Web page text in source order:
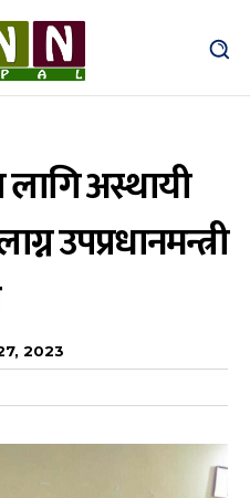
अस्थायी
उपप्रधानमन्त्री
2023